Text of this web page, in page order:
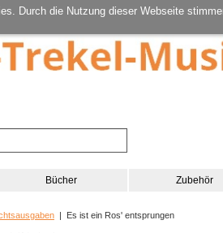
Durch die Nutzung dieser Webseite
Bücher Zubehör
| Es ist ein Ros' entsprungen